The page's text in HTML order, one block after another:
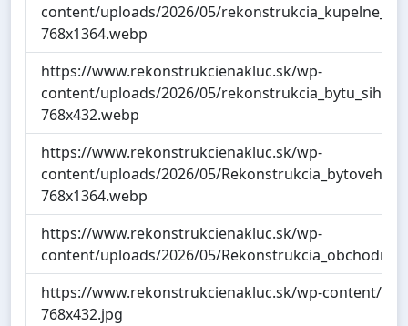
content/uploads/2026/05/
768x1364.webp
https://www.rekonstrukcienakluc.sk/wp-
content/uploads/2026/05/
768x432.webp
https://www.rekonstrukcienakluc.sk/wp-
content/uploads/2026/05/
768x1364.webp
https://www.rekonstrukcienakluc.sk/wp-
content/uploads/2026/05/
https://www.rekonstrukcienakluc.sk/wp-content/
768x432.jpg